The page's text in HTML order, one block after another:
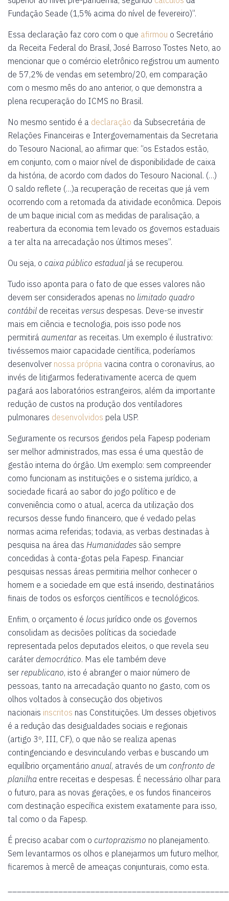
Fundação Seade (1,5% acima do nível de fevereiro)”.
Essa declaração faz coro com o que afirmou o Secretário
da Receita Federal do Brasil, José Barroso Tostes Neto, ao
mencionar que o comércio eletrônico registrou um aumento
de 57,2% de vendas em setembro/20, em comparação
com o mesmo mês do ano anterior, o que demonstra a
plena recuperação do ICMS no Brasil.
No mesmo sentido é a declaração da Subsecretária de
Relações Financeiras e Intergovernamentais da Secretaria
do Tesouro Nacional, ao afirmar que: “os Estados estão,
em conjunto, com o maior nível de disponibilidade de caixa
da história, de acordo com dados do Tesouro Nacional. (…)
O saldo reflete (…)a recuperação de receitas que já vem
ocorrendo com a retomada da atividade econômica. Depois
de um baque inicial com as medidas de paralisação, a
reabertura da economia tem levado os governos estaduais
a ter alta na arrecadação nos últimos meses”.
Ou seja, o caixa público estadual já se recuperou.
Tudo isso aponta para o fato de que esses valores não
devem ser considerados apenas no limitado quadro
contábil de receitas versus despesas. Deve-se investir
mais em ciência e tecnologia, pois isso pode nos
permitirá aumentar as receitas. Um exemplo é ilustrativo:
tivéssemos maior capacidade científica, poderíamos
desenvolver nossa própria vacina contra o coronavírus, ao
invés de litigarmos federativamente acerca de quem
pagará aos laboratórios estrangeiros, além da importante
redução de custos na produção dos ventiladores
pulmonares desenvolvidos pela USP.
Seguramente os recursos geridos pela Fapesp poderiam
ser melhor administrados, mas essa é uma questão de
gestão interna do órgão. Um exemplo: sem compreender
como funcionam as instituições e o sistema jurídico, a
sociedade ficará ao sabor do jogo político e de
conveniência como o atual, acerca da utilização dos
recursos desse fundo financeiro, que é vedado pelas
normas acima referidas; todavia, as verbas destinadas à
pesquisa na área das Humanidades são sempre
concedidas à conta-gotas pela Fapesp. Financiar
pesquisas nessas áreas permitiria melhor conhecer o
homem e a sociedade em que está inserido, destinatários
finais de todos os esforços científicos e tecnológicos.
Enfim, o orçamento é locus jurídico onde os governos
consolidam as decisões políticas da sociedade
representada pelos deputados eleitos, o que revela seu
caráter democrático. Mas ele também deve
ser republicano, isto é abranger o maior número de
pessoas, tanto na arrecadação quanto no gasto, com os
olhos voltados à consecução dos objetivos
nacionais inscritos nas Constituições. Um desses objetivos
é a redução das desigualdades sociais e regionais
(artigo 3º, III, CF), o que não se realiza apenas
contingenciando e desvinculando verbas e buscando um
equilíbrio orçamentário anual, através de um confronto de
planilha entre receitas e despesas. É necessário olhar para
o futuro, para as novas gerações, e os fundos financeiros
com destinação específica existem exatamente para isso,
tal como o da Fapesp.
É preciso acabar com o curtoprazismo no planejamento.
Sem levantarmos os olhos e planejarmos um futuro melhor,
ficaremos à mercê de ameaças conjunturais, como esta.